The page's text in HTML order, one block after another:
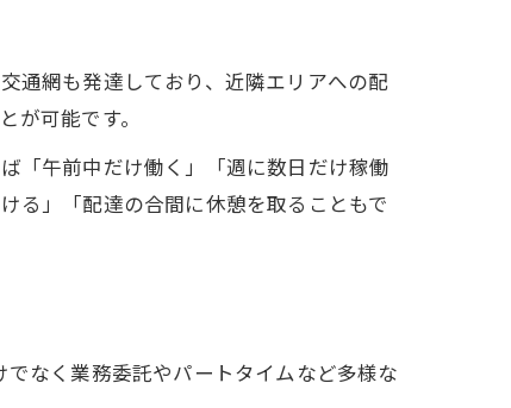
通網も発達しており、近隣エリアへの配
可能です。
「午前中だけ働く」「週に数日だけ稼働
る」「配達の合間に休憩を取ることもで
なく業務委託やパートタイムなど多様な